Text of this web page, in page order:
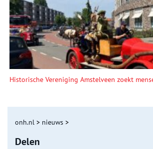
Historische Vereniging Amstelveen zoekt
onh.nl > nieuws >
Delen